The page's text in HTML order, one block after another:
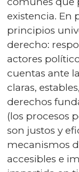
existencia. En
principios
derecho:
actores
cuentas ante
claras,
derechos
(los procesos
son justos y
mecanismos
accesibles e